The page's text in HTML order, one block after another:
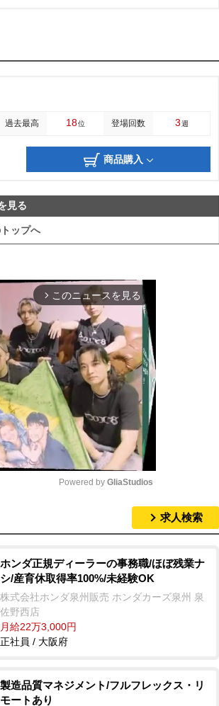
過去最高 18位 登場回数 3週
商品購入
見る
ップへ
arrow_forward_ios このニュースを見る
t
e
Powered by GliaStudios
求人検索
ホンダ正規ディーラーの事務職/ほぼ残業ナ
シ/産育休取得率100%/未経験OK
株式会社ホンダ泉州販売 ホンダカーズ泉州 泉
佐野西店
月給22万3,000円
正社員 / 大阪府
製造品質マネジメント/フルフレックス・リ
モートあり